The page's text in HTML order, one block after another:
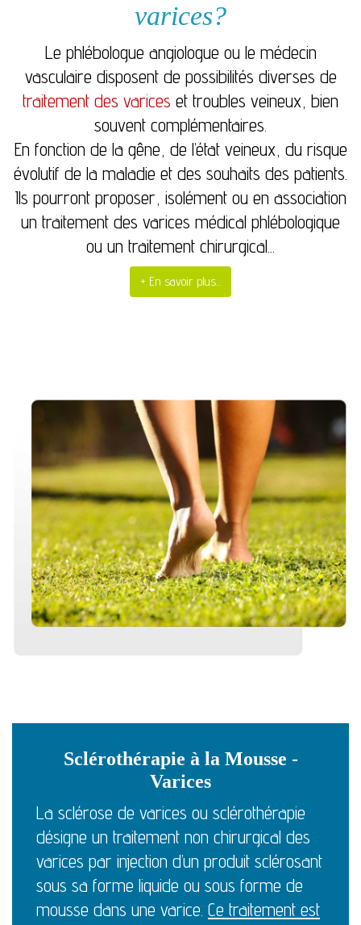
varices?
Le phlébologue angiologue ou le médecin
vasculaire disposent de possibilités diverses de
traitement des varices et troubles veineux, bien
souvent complémentaires.
En fonction de la gêne, de l’état veineux, du risque
évolutif de la maladie et des souhaits des patients.
Ils pourront proposer, isolément ou en association
un traitement des varices médical phlébologique
ou un traitement chirurgical...
+ En savoir plus...
Sclérothérapie à la Mousse -
Varices
La sclérose de varices ou sclérothérapie
désigne un traitement non chirurgical des
varices par injection d’un produit sclérosant
sous sa forme liquide ou sous forme de
mousse dans une varice. Ce traitement est